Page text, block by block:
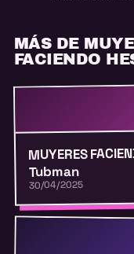
MÁS DE
FACIENDO
MUYERES
Tubman
30/04/2025